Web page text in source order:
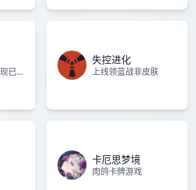
PC端公测预下载现已开启
失控进化
上线领蓝战非皮肤
卡厄思梦境
肉鸽卡牌游戏